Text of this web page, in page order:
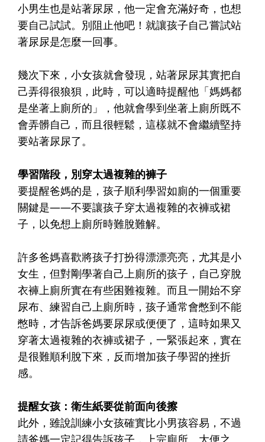
小男生也是站著尿尿，他一定會充滿好奇，也想
要自己試試。別阻止他吧！就讓孩子自己嘗試站
著尿尿是怎麼一回事。
幾次下來，小女孩就會發現，站著尿尿其實把自
己弄得很狼狽，此時，可以適時提醒他「媽媽都
是坐著上廁所的」，他就會學到坐著上廁所既不
會弄髒自己，而且很輕鬆，這樣就不會繼續堅持
要站著尿尿了。
學習階段，別穿太過複雜的褲子
要提醒爸媽的是，孩子順利學習如廁的一個重要
關鍵是——不要讓孩子穿太過複雜的衣褲或裙
子，以免想上廁所時難脫難解。
許多爸媽喜歡將孩子打扮得漂漂亮亮，尤其是小
女生，但對剛學著自己上廁所的孩子，自己穿脫
衣褲上廁所實在有些困難複雜。而且一開始不穿
尿布、練習自己上廁所時，孩子通常會憋到不能
憋時，才告訴爸媽要尿尿或便便了，這時如果又
穿著太過複雜的衣褲或裙子，一緊張起來，實在
是很難順利脫下來，反而增加孩子學習的挫折
感。
提醒女孩：衛生紙要從前面向後擦
此外，雖說訓練小女孩確實比小男孩容易，不過
請爸媽一定記得告訴孩子，上完廁所、大便之